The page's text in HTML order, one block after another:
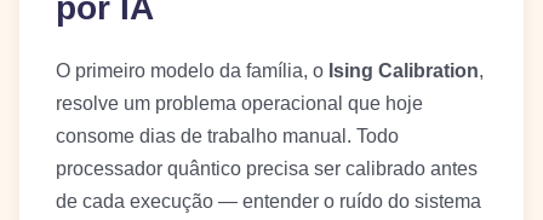
por IA
O primeiro modelo da família, o Ising Calibration,
resolve um problema operacional que hoje
consome dias de trabalho manual. Todo
processador quântico precisa ser calibrado antes
de cada execução — entender o ruído do sistema